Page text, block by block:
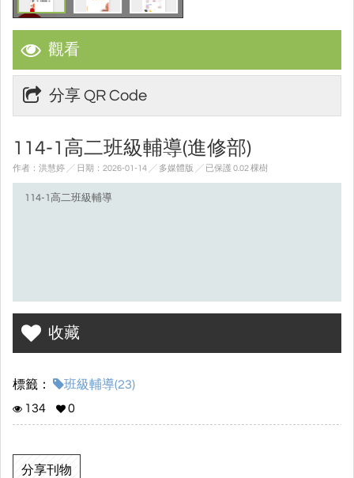
觀看
分享 QR Code
114-1高二班級輔導(進修部)
作者：洪慧婷 ╱ 日期：2026-01-14 ╱ 多媒體版 ╱ 已保護 0.02 棵樹
114-1高二班級輔導
收藏
標籤：
班級輔導(23)
134
0
分享刊物